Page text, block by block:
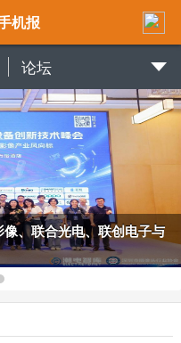
机报
论坛
、联合光电、联创电子与